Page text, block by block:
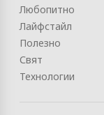
Любопитно
Лайфстайл
Полезно
Свят
Технологии